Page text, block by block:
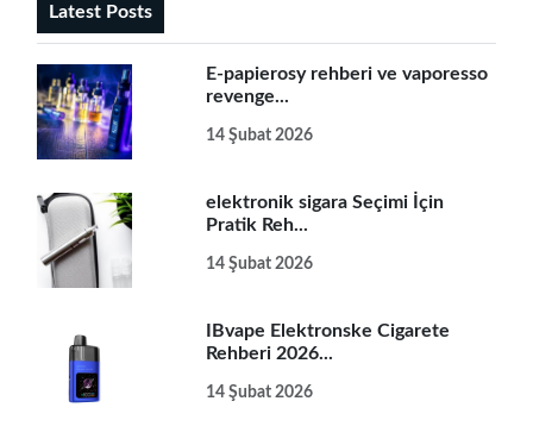
Latest Posts
E-papierosy rehberi ve vaporesso
revenge...
14 Şubat 2026
elektronik sigara Seçimi İçin
Pratik Reh...
14 Şubat 2026
IBvape Elektronske Cigarete
Rehberi 2026...
14 Şubat 2026